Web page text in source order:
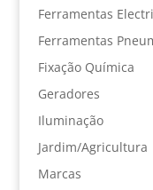
Ferramentas
Ferramentas
Fixação Química
Geradores
Iluminação
Jardim/Agricultura
Marcas